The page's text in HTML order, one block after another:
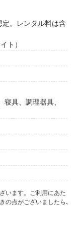
。レンタル料は含
ト）
具、調理器具、
います。ご利用にあた
の点がございましたら､